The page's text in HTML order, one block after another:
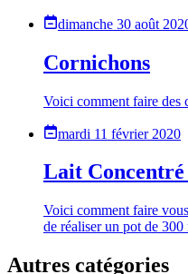
dimanche 30 août
Cornichons
Voici comment faire des
mardi 11 février 2020
Lait Concentré
Voici comment faire
de réaliser un pot de 300
Autres catégories